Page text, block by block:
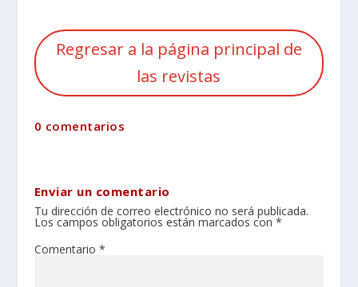
Regresar a la página principal de
las revistas
0 comentarios
Enviar un comentario
Tu dirección de correo electrónico no será publicada.
Los campos obligatorios están marcados con *
Comentario *